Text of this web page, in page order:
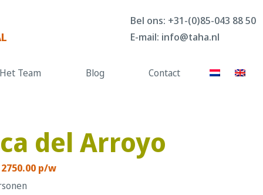
Bel ons: +31-(0)85-043 88 50
E-mail: info@taha.nl
Team Blog Contact
del Arroyo
p/w